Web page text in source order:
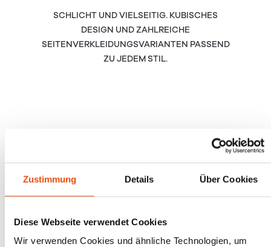
Zustimmung Details Über Cookies
Diese Webseite verwendet Cookies
Wir verwenden Cookies und ähnliche Technologien, um
SCHLICHT UND VIELSEITIG. KUBISCHES
DESIGN UND ZAHLREICHE
SEITENVERKLEIDUNGSVARIANTEN PASSEND
ZU JEDEM STIL.